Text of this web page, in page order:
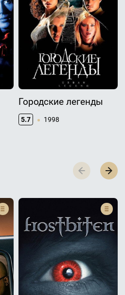
Городские легенды
5.7 1998